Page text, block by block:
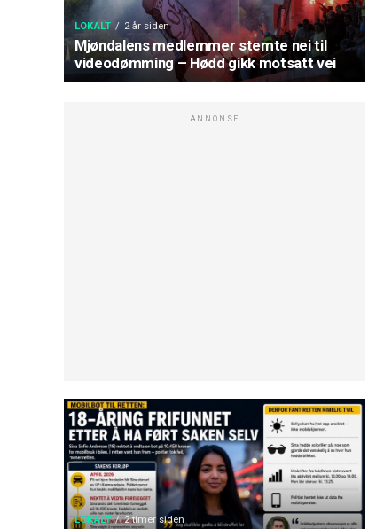
LOKALT 2 år siden
Mjøndalens medlemmer stemte nei til
videodømming – Hødd gikk motsatt vei
ANNONSE
LOKALT 2 timer siden